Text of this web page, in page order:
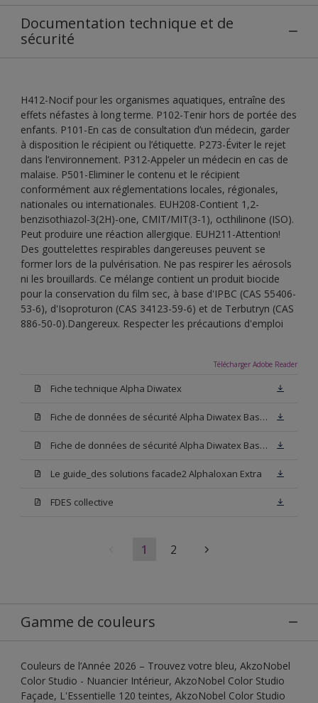
Documentation technique et de
sécurité
H412-Nocif pour les organismes aquatiques, entraîne des
effets néfastes à long terme. P102-Tenir hors de portée des
enfants. P101-En cas de consultation d’un médecin, garder
à disposition le récipient ou l’étiquette. P273-Éviter le rejet
dans l’environnement. P312-Appeler un médecin en cas de
malaise. P501-Eliminer le contenu et le récipient
conformément aux réglementations locales, régionales,
nationales ou internationales. EUH208-Contient 1,2-
benzisothiazol-3(2H)-one, CMIT/MIT(3-1), octhilinone (ISO).
Peut produire une réaction allergique. EUH211-Attention!
Des gouttelettes respirables dangereuses peuvent se
former lors de la pulvérisation. Ne pas respirer les aérosols
ni les brouillards. Ce mélange contient un produit biocide
pour la conservation du film sec, à base d'IPBC (CAS 55406-
53-6), d'Isoproturon (CAS 34123-59-6) et de Terbutryn (CAS
886-50-0).Dangereux. Respecter les précautions d'emploi
Télécharger Adobe Reader
Fiche technique Alpha Diwatex
Fiche de données de sécurité Alpha Diwatex Base N00
Fiche de données de sécurité Alpha Diwatex Base M15
Le guide_des solutions facade2 Alphaloxan Extra
FDES collective
1 2
Gamme de couleurs
Couleurs de l’Année 2026 – Trouvez votre bleu, AkzoNobel
Color Studio - Nuancier Intérieur, AkzoNobel Color Studio
Façade, L'Essentielle 120 teintes, AkzoNobel Color Studio